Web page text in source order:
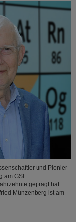
und Pionier
am GSI
geprägt hat.
Münzenberg ist am